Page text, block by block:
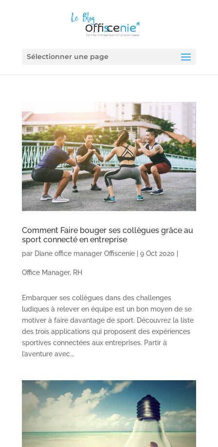
Sélectionner une page
Comment Faire bouger ses collègues grâce au
sport connecté en entreprise
par Diane office manager Offiscenie| 9 Oct 2020
Office Manager, RH
Embarquer ses collègues dans des challenges
ludiques à relever en équipe est un bon moyen de se
motiver à faire davantage de sport. Découvrez la liste
des trois applications qui proposent des expériences
sportives connectées aux entreprises. Partir à
l’aventure avec...